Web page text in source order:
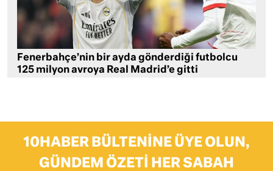
Fenerbahçe’nin bir ayda gönderdiği futbolcu
125 milyon avroya Real Madrid’e gitti
10HABER BÜLTENINE ÜYE OLUN,
GÜNDEM ÖZETI HER SABAH